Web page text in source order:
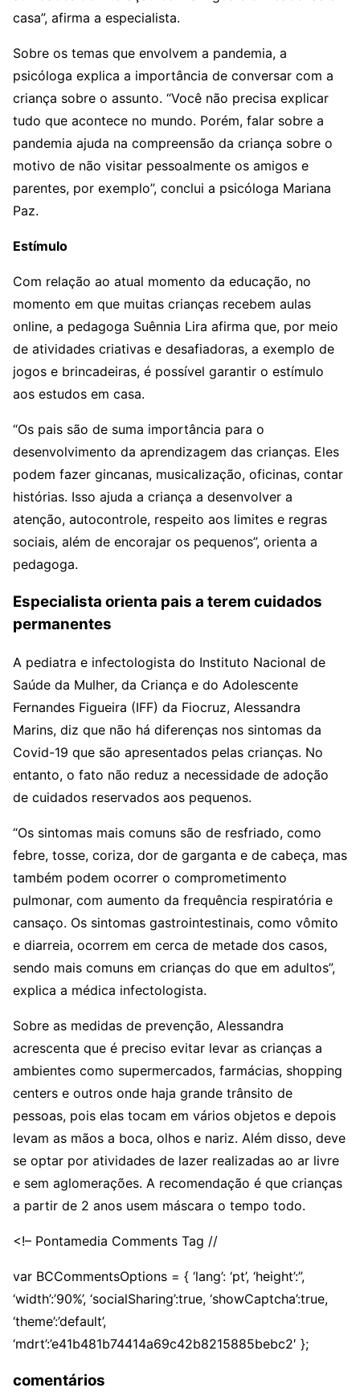
casa”, afirma a especialista.
Sobre os temas que envolvem a pandemia, a
psicóloga explica a importância de conversar com a
criança sobre o assunto. “Você não precisa explicar
tudo que acontece no mundo. Porém, falar sobre a
pandemia ajuda na compreensão da criança sobre o
motivo de não visitar pessoalmente os amigos e
parentes, por exemplo”, conclui a psicóloga Mariana
Paz.
Estímulo
Com relação ao atual momento da educação, no
momento em que muitas crianças recebem aulas
online, a pedagoga Suênnia Lira afirma que, por meio
de atividades criativas e desafiadoras, a exemplo de
jogos e brincadeiras, é possível garantir o estímulo
aos estudos em casa.
“Os pais são de suma importância para o
desenvolvimento da aprendizagem das crianças. Eles
podem fazer gincanas, musicalização, oficinas, contar
histórias. Isso ajuda a criança a desenvolver a
atenção, autocontrole, respeito aos limites e regras
sociais, além de encorajar os pequenos”, orienta a
pedagoga.
Especialista orienta pais a terem cuidados
permanentes
A pediatra e infectologista do Instituto Nacional de
Saúde da Mulher, da Criança e do Adolescente
Fernandes Figueira (IFF) da Fiocruz, Alessandra
Marins, diz que não há diferenças nos sintomas da
Covid-19 que são apresentados pelas crianças. No
entanto, o fato não reduz a necessidade de adoção
de cuidados reservados aos pequenos.
“Os sintomas mais comuns são de resfriado, como
febre, tosse, coriza, dor de garganta e de cabeça, mas
também podem ocorrer o comprometimento
pulmonar, com aumento da frequência respiratória e
cansaço. Os sintomas gastrointestinais, como vômito
e diarreia, ocorrem em cerca de metade dos casos,
sendo mais comuns em crianças do que em adultos”,
explica a médica infectologista.
Sobre as medidas de prevenção, Alessandra
acrescenta que é preciso evitar levar as crianças a
ambientes como supermercados, farmácias, shopping
centers e outros onde haja grande trânsito de
pessoas, pois elas tocam em vários objetos e depois
levam as mãos a boca, olhos e nariz. Além disso, deve
se optar por atividades de lazer realizadas ao ar livre
e sem aglomerações. A recomendação é que crianças
a partir de 2 anos usem máscara o tempo todo.
<!– Pontamedia Comments Tag //
var BCCommentsOptions = { ‘lang’: ‘pt’, ‘height’:”,
‘width’:’90%’, ‘socialSharing’:true, ‘showCaptcha’:true,
‘theme’:’default’,
‘mdrt’:’e41b481b74414a69c42b8215885bebc2′ };
comentários